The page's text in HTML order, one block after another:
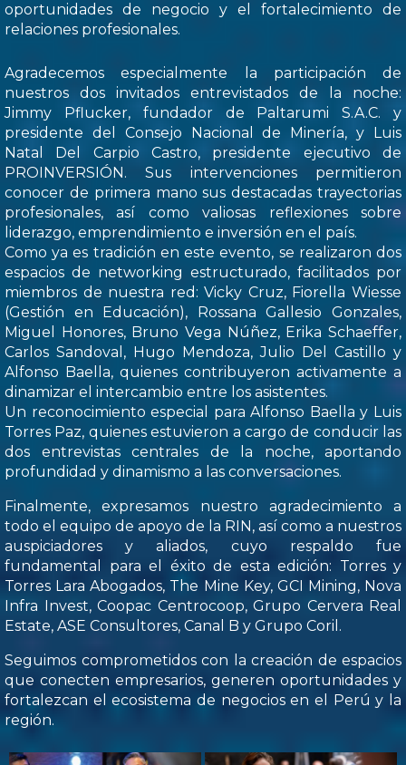
oportunidades de negocio y el fortalecimiento de
relaciones profesionales.
Agradecemos especialmente la participación de
nuestros dos invitados entrevistados de la noche:
Jimmy Pflucker, fundador de Paltarumi S.A.C. y
presidente del Consejo Nacional de Minería, y Luis
Natal Del Carpio Castro, presidente ejecutivo de
PROINVERSIÓN. Sus intervenciones permitieron
conocer de primera mano sus destacadas trayectorias
profesionales, así como valiosas reflexiones sobre
liderazgo, emprendimiento e inversión en el país.
Como ya es tradición en este evento, se realizaron dos
espacios de networking estructurado, facilitados por
miembros de nuestra red: Vicky Cruz, Fiorella Wiesse
(Gestión en Educación), Rossana Gallesio Gonzales,
Miguel Honores, Bruno Vega Núñez, Erika Schaeffer,
Carlos Sandoval, Hugo Mendoza, Julio Del Castillo y
Alfonso Baella, quienes contribuyeron activamente a
dinamizar el intercambio entre los asistentes.
Un reconocimiento especial para Alfonso Baella y Luis
Torres Paz, quienes estuvieron a cargo de conducir las
dos entrevistas centrales de la noche, aportando
profundidad y dinamismo a las conversaciones.
Finalmente, expresamos nuestro agradecimiento a
todo el equipo de apoyo de la RIN, así como a nuestros
auspiciadores y aliados, cuyo respaldo fue
fundamental para el éxito de esta edición: Torres y
Torres Lara Abogados, The Mine Key, GCI Mining, Nova
Infra Invest, Coopac Centrocoop, Grupo Cervera Real
Estate, ASE Consultores, Canal B y Grupo Coril.
Seguimos comprometidos con la creación de espacios
que conecten empresarios, generen oportunidades y
fortalezcan el ecosistema de negocios en el Perú y la
región.